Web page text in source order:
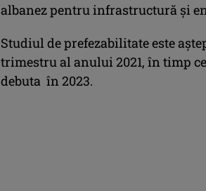
albanez pentru infrastructură și
Studiul de prefezabilitate este
trimestru al anului 2021, în timp
debuta în 2023.